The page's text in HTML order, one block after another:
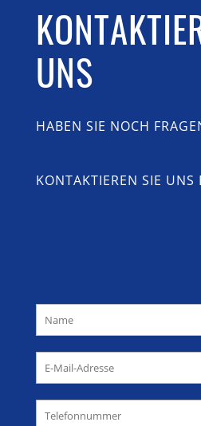
UNS
HABEN SIE NOCH
KONTAKTIEREN SIE UNS